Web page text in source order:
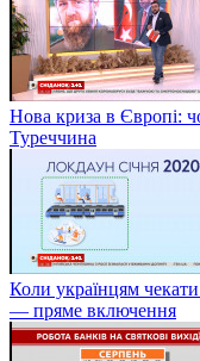
Нова криза в Європі:
Туреччина
Коли українцям
— пряме включення